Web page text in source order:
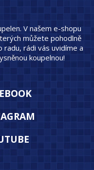
V našem e-shopu
můžete pohodlně
radu, rádi vás uvidíme a
koupelnou!